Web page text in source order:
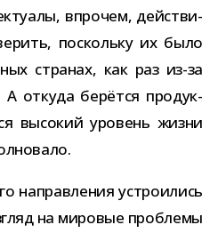
впро­чем, дей­стви­
поскольку их было
стра­нах, как раз из-​за
А откуда берётся про­дук­
высо­кий уро­вень жизни
направ­ле­ния устро­и­лись
на миро­вые про­блемы